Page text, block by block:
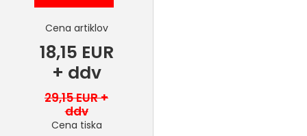
Cena artiklov
18,15 EUR
+ ddv
29,15 EUR +
ddv
Cena tiska